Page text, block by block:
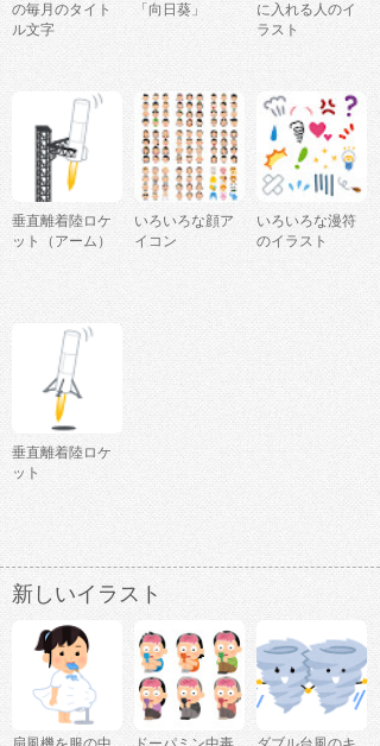
の毎月のタイト
ル文字
「向日葵」
に入れる人のイ
ラスト
垂直離着陸ロケ
ット（アーム）
いろいろな顔ア
イコン
いろいろな漫符
のイラスト
垂直離着陸ロケ
ット
新しいイラスト